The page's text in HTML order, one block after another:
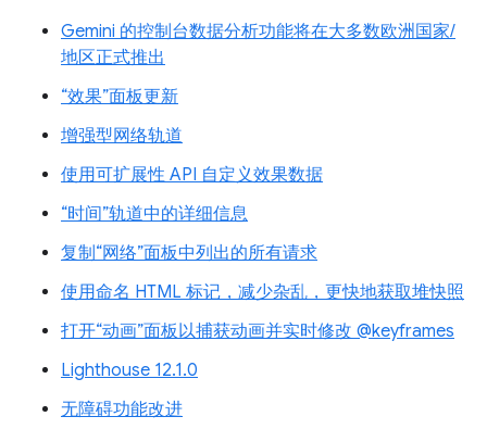
Gemini 的控制台数据分析功能将在大多数欧洲国家/
地区正式推出
“效果”面板更新
增强型网络轨道
使用可扩展性 API 自定义效果数据
“时间”轨道中的详细信息
复制“网络”面板中列出的所有请求
使用命名 HTML 标记，减少杂乱，更快地获取堆快照
打开“动画”面板以捕获动画并实时修改 @keyframes
Lighthouse 12.1.0
无障碍功能改进